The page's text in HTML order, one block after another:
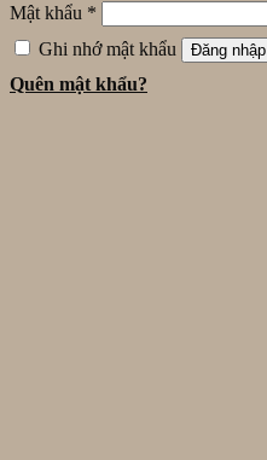
Mật khẩu *
Ghi nhớ mật khẩu
Đăng nhập
Quên mật khẩu?